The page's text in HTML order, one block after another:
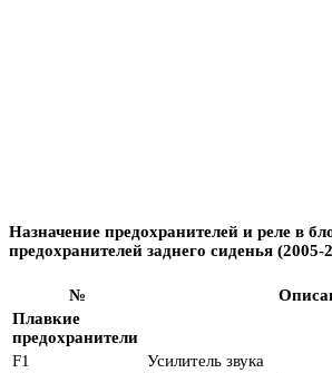
Назначение предохранителей и реле в
предохранителей заднего сиденья (2005-
№
Плавкие
предохранители
F1
Усилитель звука